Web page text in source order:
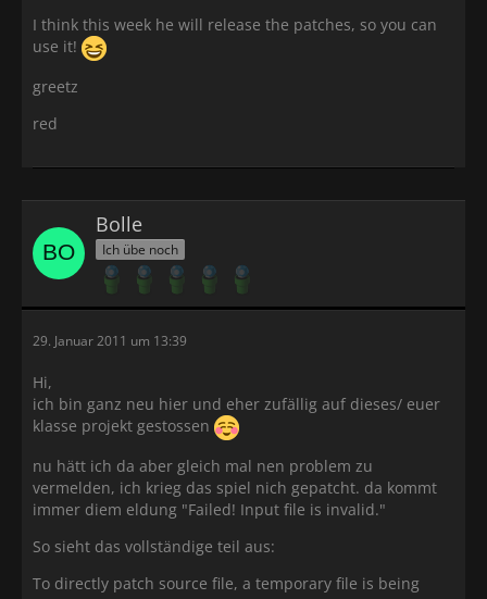
I think this week he will release the patches, so you can
use it!
greetz
red
Bolle
Ich übe noch
29. Januar 2011 um 13:39
Hi,
ich bin ganz neu hier und eher zufällig auf dieses/ euer
klasse projekt gestossen
nu hätt ich da aber gleich mal nen problem zu
vermelden, ich krieg das spiel nich gepatcht. da kommt
immer diem eldung "Failed! Input file is invalid."
So sieht das vollständige teil aus:
To directly patch source file, a temporary file is being